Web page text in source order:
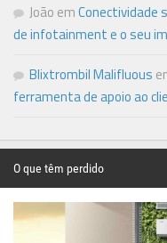
João emConectividade
de infotainment e o seu
Blixtrombil Malifluous
ferramenta de apoio ao
O que têm perdido